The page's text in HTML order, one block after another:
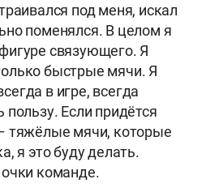
под меня, искал
поменялся. В целом я
связующего. Я
быстрые мячи. Я
в игре, всегда
пользу. Если придётся
тяжёлые мячи, которые
я это буду делать.
команде.